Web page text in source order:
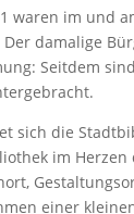
waren im und
Der damalige
Seitdem
sich die
im
einer